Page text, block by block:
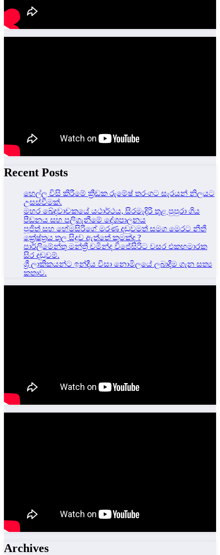
Recent Posts
හෙල්ල විසි කිරීමේ ක්‍රීඩක රුමේෂ් තරංගට සැරයන් නිලයට
උසස්වීමක්.
මහර ඛේදවාචකයේ යථාර්ථය, සිරමැදිරි තුළ පුපුරා ගිය
පීඩනය සහ පලිගැනීමේ දේශපාලනය
පූජිත් සහ හේමසිරිගේ මරණ දඩුවමත් සමග මෙරට නීතී
ක්‍රේෂ්ත්‍රය තුල සිදුව ඇත්තේ කුමක්ද ?
පාර්ලිමේන්තු මන්ත්‍රී චමින්ද විජේසිරිට වසර එකහමාරක
සිර දඬුවම්.
ශ්‍රී ලාකිකයන්ට ඉන්දීය වීසා නොමිලයේ ලබාදීම ගැන සත්‍ය
කතාව.
Archives